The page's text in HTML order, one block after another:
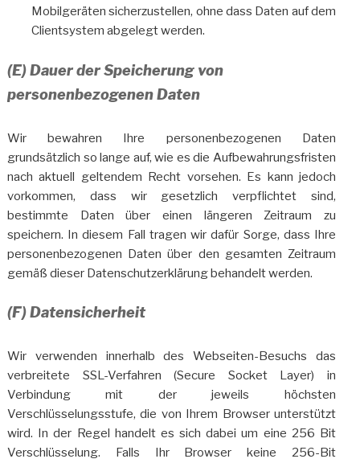
Mobilgeräten sicherzustellen, ohne dass Daten auf dem
Clientsystem abgelegt werden.
(E) Dauer der Speicherung von
personenbezogenen Daten
Wir bewahren Ihre personenbezogenen Daten
grundsätzlich so lange auf, wie es die Aufbewahrungsfristen
nach aktuell geltendem Recht vorsehen. Es kann jedoch
vorkommen, dass wir gesetzlich verpflichtet sind,
bestimmte Daten über einen längeren Zeitraum zu
speichern. In diesem Fall tragen wir dafür Sorge, dass Ihre
personenbezogenen Daten über den gesamten Zeitraum
gemäß dieser Datenschutzerklärung behandelt werden.
(F) Datensicherheit
Wir verwenden innerhalb des Webseiten-Besuchs das
verbreitete SSL-Verfahren (Secure Socket Layer) in
Verbindung mit der jeweils höchsten
Verschlüsselungsstufe, die von Ihrem Browser unterstützt
wird. In der Regel handelt es sich dabei um eine 256 Bit
Verschlüsselung. Falls Ihr Browser keine 256-Bit